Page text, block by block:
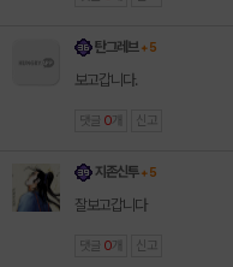
탄그레브 + 5
보고갑니다.
댓글 0 개 신고
지존신투 + 5
잘보고갑니다
댓글 0 개 신고